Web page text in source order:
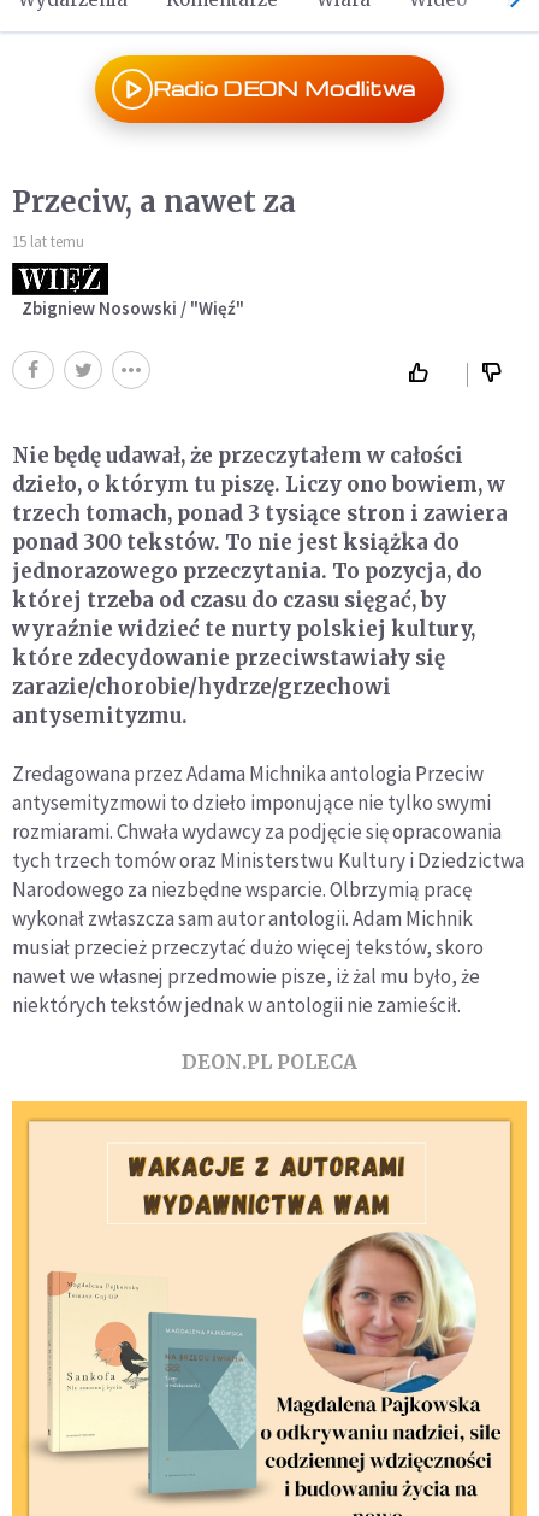
Radio DEON Modlitwa
Przeciw, a nawet za
15 lat temu
Zbigniew Nosowski / "Więź"
Nie będę udawał, że przeczytałem w całości
dzieło, o którym tu piszę. Liczy ono bowiem, w
trzech tomach, ponad 3 tysiące stron i zawiera
ponad 300 tekstów. To nie jest książka do
jednorazowego przeczytania. To pozycja, do
której trzeba od czasu do czasu sięgać, by
wyraźnie widzieć te nurty polskiej kultury,
które zdecydowanie przeciwstawiały się
zarazie/chorobie/hydrze/grzechowi
antysemityzmu.
Zredagowana przez Adama Michnika antologia Przeciw
antysemityzmowi to dzieło imponujące nie tylko swymi
rozmiarami. Chwała wydawcy za podjęcie się opracowania
tych trzech tomów oraz Ministerstwu Kultury i Dziedzictwa
Narodowego za niezbędne wsparcie. Olbrzymią pracę
wykonał zwłaszcza sam autor antologii. Adam Michnik
musiał przecież przeczytać dużo więcej tekstów, skoro
nawet we własnej przedmowie pisze, iż żal mu było, że
niektórych tekstów jednak w antologii nie zamieścił.
DEON.PL POLECA